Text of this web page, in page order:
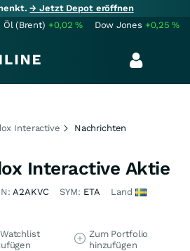
→ Jetzt Depot eröffnen
Öl (Brent) +0,02% Dow Jones +0,25%
Interactive Nachrichten
Interactive Aktie
A2AKVC SYM: ETA Land
Zum Portfolio
hinzufügen